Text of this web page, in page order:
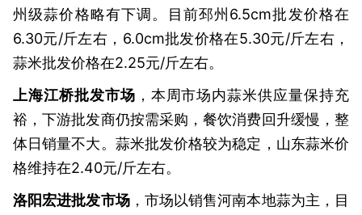
州级蒜价格略有下调。目前邳州6.5cm批发价格在
6.30元/斤左右，6.0cm批发价格在5.30元/斤左右，
蒜米批发价格在2.25元/斤左右。
上海江桥批发市场 ，本周市场内蒜米供应量保持充
裕，下游批发商仍按需采购，餐饮消费回升缓慢，整
体日销量不大。蒜米批发价格较为稳定，山东蒜米价
格维持在2.40元/斤左右。
洛阳宏进批发市场，市场以销售河南本地蒜为主，目